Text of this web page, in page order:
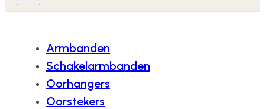
Armbanden
Schakelarmbanden
Oorhangers
Oorstekers